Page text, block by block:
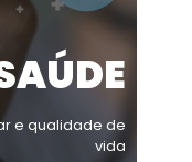
e qualidade de
vida